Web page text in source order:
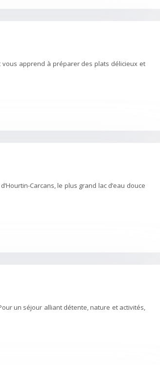
apprend à préparer des plats délicieux et
Carcans, le plus grand lac d’eau douce
un séjour alliant détente, nature et activités,